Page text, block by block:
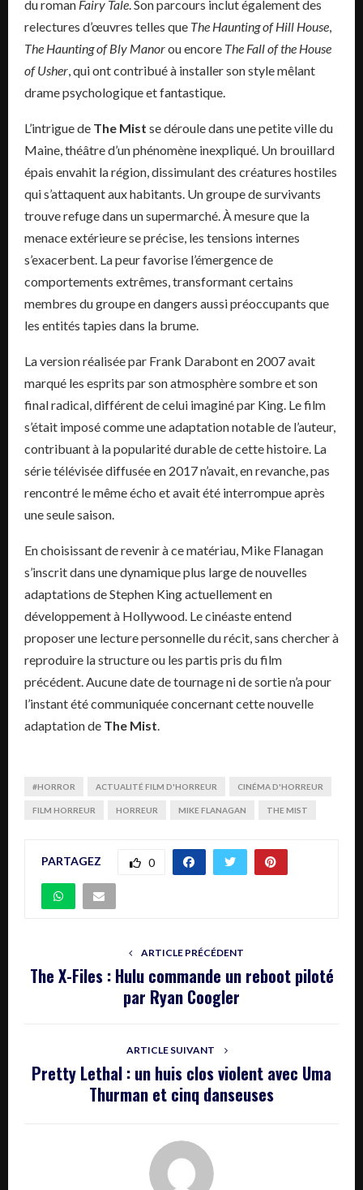
du roman Fairy Tale. Son parcours inclut également des
relectures d’œuvres telles que The Haunting of Hill House,
The Haunting of Bly Manorou encore The Fall of the House
of Usher, qui ont contribué à installer son style mêlant
drame psychologique et fantastique.
L’intrigue de The Mist se déroule dans une petite ville du
Maine, théâtre d’un phénomène inexpliqué. Un brouillard
épais envahit la région, dissimulant des créatures hostiles
qui s’attaquent aux habitants. Un groupe de survivants
trouve refuge dans un supermarché. À mesure que la
menace extérieure se précise, les tensions internes
s’exacerbent. La peur favorise l’émergence de
comportements extrêmes, transformant certains
membres du groupe en dangers aussi préoccupants que
les entités tapies dans la brume.
La version réalisée par Frank Darabont en 2007 avait
marqué les esprits par son atmosphère sombre et son
final radical, différent de celui imaginé par King. Le film
s’était imposé comme une adaptation notable de l’auteur,
contribuant à la popularité durable de cette histoire. La
série télévisée diffusée en 2017 n’avait, en revanche, pas
rencontré le même écho et avait été interrompue après
une seule saison.
En choisissant de revenir à ce matériau, Mike Flanagan
s’inscrit dans une dynamique plus large de nouvelles
adaptations de Stephen King actuellement en
développement à Hollywood. Le cinéaste entend
proposer une lecture personnelle du récit, sans chercher à
reproduire la structure ou les partis pris du film
précédent. Aucune date de tournage ni de sortie n’a pour
l’instant été communiquée concernant cette nouvelle
adaptation de The Mist.
#HORROR ACTUALITÉ FILM D'HORREUR CINÉMA D'HORREUR
FILM HORREUR HORREUR MIKE FLANAGAN THE MIST
PARTAGEZ 0
ARTICLE PRÉCÉDENT
The X-Files : Hulu commande un reboot piloté
par Ryan Coogler
ARTICLE SUIVANT
Pretty Lethal : un huis clos violent avec Uma
Thurman et cinq danseuses